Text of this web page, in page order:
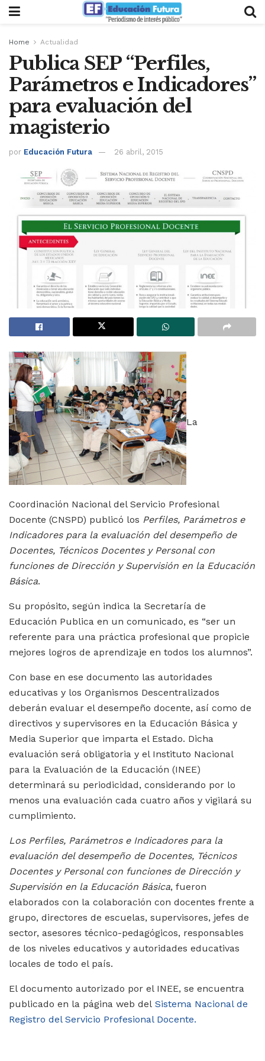
Home Actualidad
Publica SEP “Perfiles,
Parámetros e Indicadores”
para evaluación del
magisterio
por Educación Futura 26 abril, 2015
La
Coordinación Nacional del Servicio Profesional
Docente (CNSPD) publicó los Perfiles, Parámetros e
Indicadores para la evaluación del desempeño de
Docentes, Técnicos Docentes y Personal con
funciones de Dirección y Supervisión en la Educación
Básica.
Su propósito, según indica la Secretaría de
Educación Publica en un comunicado, es “ser un
referente para una práctica profesional que propicie
mejores logros de aprendizaje en todos los alumnos”.
Con base en ese documento las autoridades
educativas y los Organismos Descentralizados
deberán evaluar el desempeño docente, así como de
directivos y supervisores en la Educación Básica y
Media Superior que imparta el Estado. Dicha
evaluación será obligatoria y el Instituto Nacional
para la Evaluación de la Educación (INEE)
determinará su periodicidad, considerando por lo
menos una evaluación cada cuatro años y vigilará su
cumplimiento.
Los Perfiles, Parámetros e Indicadores para la
evaluación del desempeño de Docentes, Técnicos
Docentes y Personal con funciones de Dirección y
Supervisión en la Educación Básica, fueron
elaborados con la colaboración con docentes frente a
grupo, directores de escuelas, supervisores, jefes de
sector, asesores técnico-pedagógicos, responsables
de los niveles educativos y autoridades educativas
locales de todo el país.
El documento autorizado por el INEE, se encuentra
publicado en la página web del Sistema Nacional de
Registro del Servicio Profesional Docente.